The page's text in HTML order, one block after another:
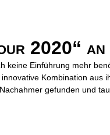
2020“ an
keine Einführung mehr
Kombination
gefunden und